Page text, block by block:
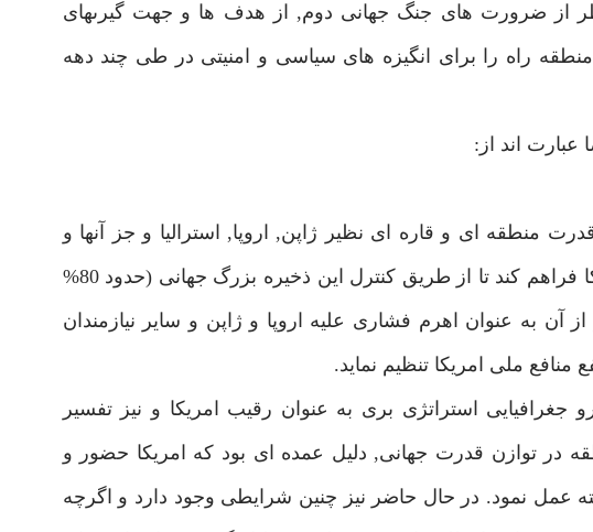
از ضرورت هاى جنگ جهانى دوم, از هدف ها و جهت گيرىهاى
راه را براى انگيزه هاى سياسى و امنيتى در طى چند دهه
عبارت اند از:
منطقه اى و قاره اى نظير ژاپن, اروپا, استراليا و جز آنها و
ايجاد وابستگى آنها به خليج فارس مى تواند فرصتى را براى امريكا فراهم كند تا از طريق كنترل اين ذخيره بزرگ جهانى (حدود 80%
آن به عنوان اهرم فشارى عليه اروپا و ژاپن و ساير نيازمندان
ملى امريكا تنظيم نمايد.
استراتژى برى به عنوان رقيب امريكا و نيز تفسير
در توازن قدرت جهانى, دليل عمده اى بود كه امريكا حضور و
عمل نمود. در حال حاضر نيز چنين شرايطى وجود دارد و اگرچه